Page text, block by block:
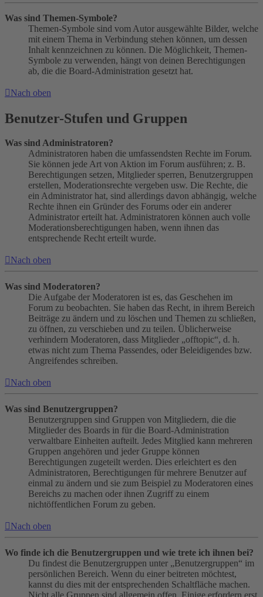
Was sind Themen-Symbole?
Themen-Symbole sind vom Autor ausgewählte Bilder, welche
mit einem Thema in Verbindung stehen können, um dessen
Inhalt kennzeichnen zu können. Die Möglichkeit, Themen-
Symbole zu verwenden, hängt von deinen Berechtigungen
ab, die die Board-Administration gesetzt hat.
Nach oben
Benutzer-Stufen und Gruppen
Was sind Administratoren?
Administratoren haben die umfassendsten Rechte im Forum.
Sie können jede Art von Aktion im Forum ausführen; z. B.
Berechtigungen setzen, Mitglieder sperren, Benutzergruppen
erstellen, Moderationsrechte vergeben usw. Die Rechte, die
ein Administrator hat, sind allerdings davon abhängig, welche
Rechte ihnen ein Gründer des Forums oder ein anderer
Administrator erteilt hat. Administratoren können auch volle
Moderationsberechtigungen haben, wenn ihnen das
entsprechende Recht erteilt wurde.
Nach oben
Was sind Moderatoren?
Die Aufgabe der Moderatoren ist es, das Geschehen im
Forum zu beobachten. Sie haben das Recht, in ihrem Bereich
Beiträge zu ändern und zu löschen und Themen zu schließen,
zu öffnen, zu verschieben und zu teilen. Üblicherweise
verhindern Moderatoren, dass Mitglieder „offtopic“, d. h.
etwas nicht zum Thema Passendes, oder Beleidigendes bzw.
Angreifendes schreiben.
Nach oben
Was sind Benutzergruppen?
Benutzergruppen sind Gruppen von Mitgliedern, die die
Mitglieder des Boards in für die Board-Administration
verwaltbare Einheiten aufteilt. Jedes Mitglied kann mehreren
Gruppen angehören und jeder Gruppe können
Berechtigungen zugeteilt werden. Dies erleichtert es den
Administratoren, Berechtigungen für mehrere Benutzer auf
einmal zu ändern und sie zum Beispiel zu Moderatoren eines
Bereichs zu machen oder ihnen Zugriff zu einem
nichtöffentlichen Forum zu geben.
Nach oben
Wo finde ich die Benutzergruppen und wie trete ich ihnen bei?
Du findest die Benutzergruppen unter „Benutzergruppen“ im
persönlichen Bereich. Wenn du einer beitreten möchtest,
kannst du dies mit der entsprechenden Schaltfläche machen.